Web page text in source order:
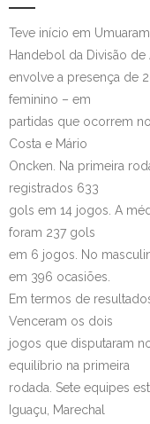
Blog
Teve início em
Handebol da Divisão
envolve a presença de
feminino – em
partidas que ocorrem
Costa e Mário
Oncken. Na primeira
registrados 633
gols em 14 jogos. A
foram 237 gols
em 6 jogos. No
em 396 ocasiões.
Em termos de
Venceram os dois
jogos que disputaram
equilíbrio na primeira
rodada. Sete equipes
Iguaçu, Marechal